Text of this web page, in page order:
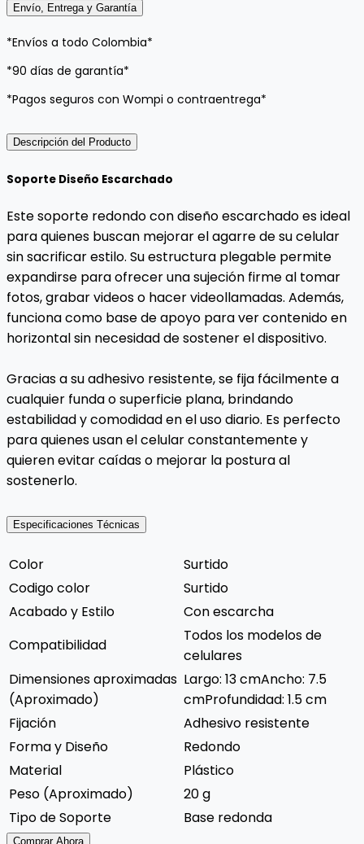
Envío, Entrega y Garantía
*Envíos a todo Colombia*
*90 días de garantía*
*Pagos seguros con Wompi o contraentrega*
Descripción del Producto
Soporte Diseño Escarchado
Este soporte redondo con diseño escarchado es ideal
para quienes buscan mejorar el agarre de su celular
sin sacrificar estilo. Su estructura plegable permite
expandirse para ofrecer una sujeción firme al tomar
fotos, grabar videos o hacer videollamadas. Además,
funciona como base de apoyo para ver contenido en
horizontal sin necesidad de sostener el dispositivo.
Gracias a su adhesivo resistente, se fija fácilmente a
cualquier funda o superficie plana, brindando
estabilidad y comodidad en el uso diario. Es perfecto
para quienes usan el celular constantemente y
quieren evitar caídas o mejorar la postura al
sostenerlo.
Especificaciones Técnicas
Color
Surtido
Codigo color
Surtido
Acabado y Estilo
Con escarcha
Compatibilidad
Todos los modelos de
celulares
Dimensiones aproximadas
(Aproximado)
Largo: 13 cmAncho: 7.5
cmProfundidad: 1.5 cm
Fijación
Adhesivo resistente
Forma y Diseño
Redondo
Material
Plástico
Peso (Aproximado)
20 g
Tipo de Soporte
Base redonda
Comprar Ahora